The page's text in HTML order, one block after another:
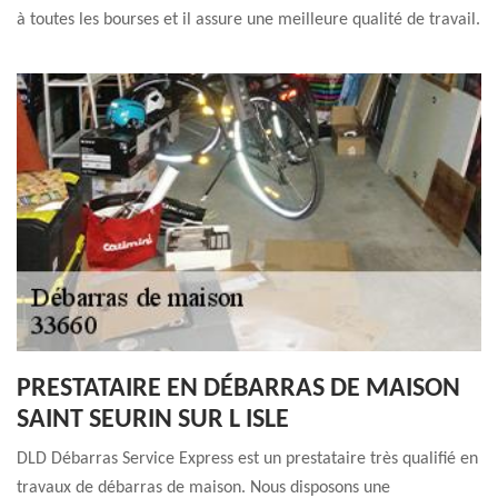
à toutes les bourses et il assure une meilleure qualité de travail.
PRESTATAIRE EN DÉBARRAS DE MAISON
SAINT SEURIN SUR L ISLE
DLD Débarras Service Express est un prestataire très qualifié en
travaux de débarras de maison. Nous disposons une